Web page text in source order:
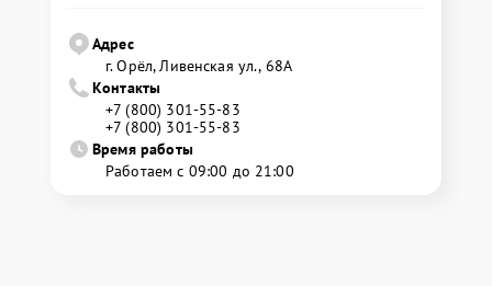
Адрес
г. Орёл, Ливенская ул., 68А
Контакты
+7 (800) 301-55-83
+7 (800) 301-55-83
Время работы
Работаем с 09:00 до 21:00